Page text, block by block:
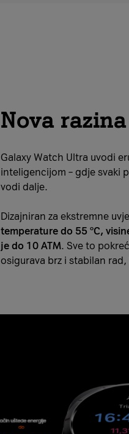
Nova
Galaxy Watch Ultra uvodi
inteligencijom – gdje svaki
vodi dalje.
Dizajniran za ekstremne
temperature do 55 °C,
je do 10 ATM. Sve to
osigurava brz i stabilan rad,